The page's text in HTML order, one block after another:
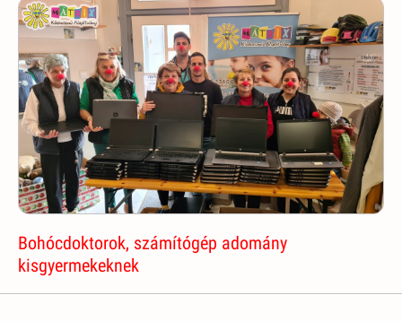
Bohócdoktorok, számítógép adomány
kisgyermekeknek